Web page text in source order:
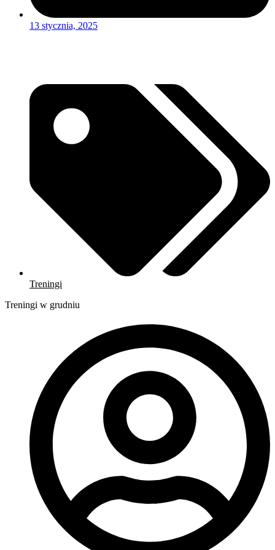
13 stycznia, 2025
Treningi
Treningi w grudniu